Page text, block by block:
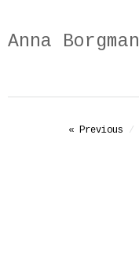
Anna Borgman
« Previous /